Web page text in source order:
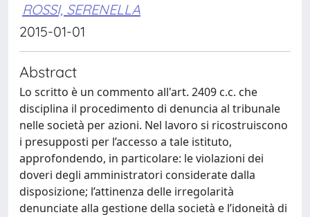
ROSSI, SERENELLA
2015-01-01
Abstract
Lo scritto è un commento all'art. 2409 c.c. che
disciplina il procedimento di denuncia al tribunale
nelle società per azioni. Nel lavoro si ricostruiscono
i presupposti per l’accesso a tale istituto,
approfondendo, in particolare: le violazioni dei
doveri degli amministratori considerate dalla
disposizione; l’attinenza delle irregolarità
denunciate alla gestione della società e l’idoneità di